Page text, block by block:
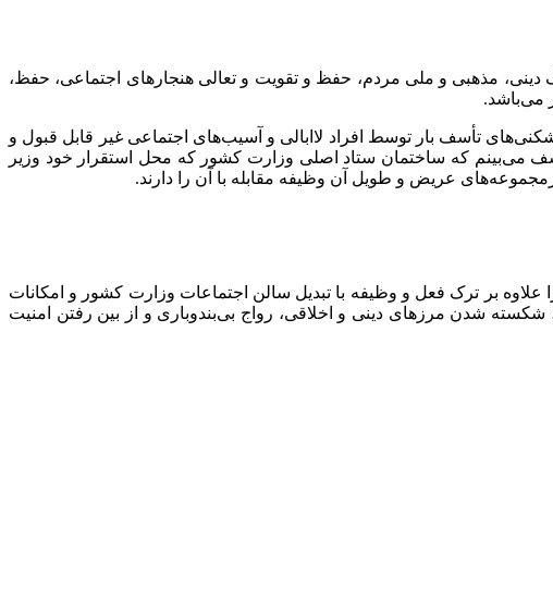
مذهبی و ملی مردم، حفظ و تقویت و تعالی هنجارهای اجتماعی، حفظ،
می‌باشد.
تأسف بار توسط افراد لاابالی و آسیب‌های اجتماعی غیر قابل قبول و
می‌بینم که ساختمان ستاد اصلی وزارت کشور که محل استقرار خود وزیر
عریض و طویل آن وظیفه مقابله با آن را دارند.
بر ترک فعل و وظیفه با تبدیل سالن اجتماعات وزارت کشور و امکانات
شدن مرزهای دینی و اخلاقی، رواج بی‌بندوباری و از بین رفتن امنیت